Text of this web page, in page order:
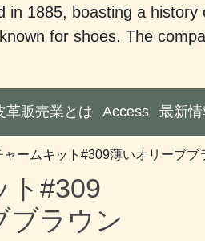
1885, boasting a
for shoes. The
革販売業とは Access 最新情
ャームキット#309薄いオリーブブ
ト#309
ブラウン